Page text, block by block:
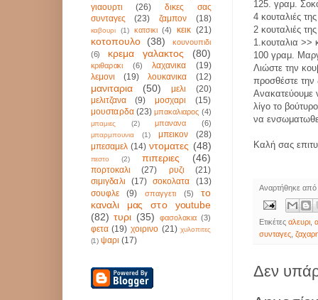
125. γραμ.
4 κουταλιές
2 κουταλιές
1.κουταλια >>
100 γραμ.
Λιώστε την
προσθέστε την
Ανακατεύουμε
λίγο το
να
Καλή σας
Αναρτήθηκε
Ετικέτεςαλευρι ,
συνταγες ,
Δεν
γιαουρτι
(26)
δικες σας
συνταγες
(23) ζαμπον (18)
καβουρι (1) κατσικι (4) κεικ (21)
κοτοπουλο (38)
κουνουπιδι
(6)
κρεμα γαλακτος (80)
κριθαρακι (6) λαχανικα
(19)
λεμονι
(19) λουκανικα (12)
μανιταρια (50) μελι
(20)
μελιτζανα
(9) μοσχαρι
(15)
μουσταρδα (23) μπακαλιαρος (4)
μπαμιες (2) μπανανα (6)
μπαρμπουνια (1) μπεικον
(28)
μπεσαμελ (14) ντοματες (48)
πεστο (2) πιπεριες (46)
πορτοκαλι (27) ρυζι
(21)
σιμιγδαλι
(17) σοκολατα
(13)
σουφλε
(9) σπαγγετι (5)
το
καναλι μας στο youtube
(82) τυρι (35) φασολακια (3)
φετα (19) χοιρινο (21) χυλοπιτες
(1) ψαρι (17)